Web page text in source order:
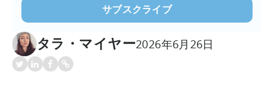
タラ・マイヤー2026年6月26日